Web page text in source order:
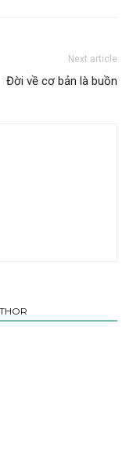
Next article
Đời về cơ bản là buồn